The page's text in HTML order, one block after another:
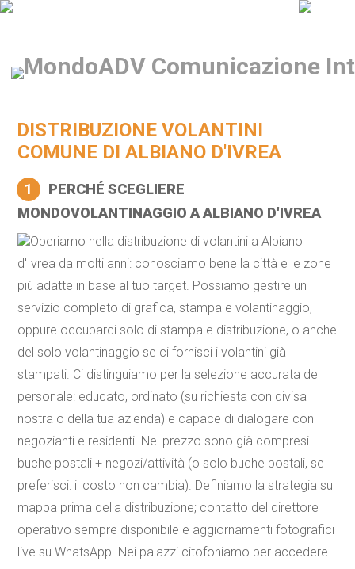
DISTRIBUZIONE VOLANTINI
COMUNE DI ALBIANO D'IVREA
1
PERCHÉ SCEGLIERE
MONDOVOLANTINAGGIO A ALBIANO D'IVREA
Operiamo nella distribuzione di volantini a Albiano
d'Ivrea da molti anni: conosciamo bene la città e le zone
più adatte in base al tuo target. Possiamo gestire un
servizio completo di grafica, stampa e volantinaggio,
oppure occuparci solo di stampa e distribuzione, o anche
del solo volantinaggio se ci fornisci i volantini già
stampati. Ci distinguiamo per la selezione accurata del
personale: educato, ordinato (su richiesta con divisa
nostra o della tua azienda) e capace di dialogare con
negozianti e residenti. Nel prezzo sono già compresi
buche postali + negozi/attività (o solo buche postali, se
preferisci: il costo non cambia). Definiamo la strategia su
mappa prima della distribuzione; contatto del direttore
operativo sempre disponibile e aggiornamenti fotografici
live su WhatsApp. Nei palazzi citofoniamo per accedere